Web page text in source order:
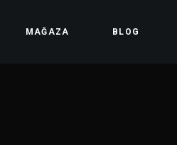
MAĞAZA BLOG